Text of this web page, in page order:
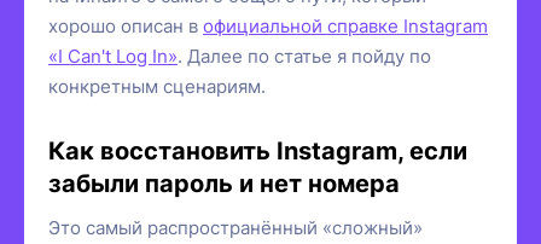
хорошо описан в официальной справке Instagram
«I Can't Log In». Далее по статье я пойду по
конкретным сценариям.
Как восстановить Instagram, если
забыли пароль и нет номера
Это самый распространённый «сложный»